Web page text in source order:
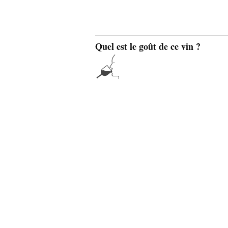
Quel est le goût de ce vin ?